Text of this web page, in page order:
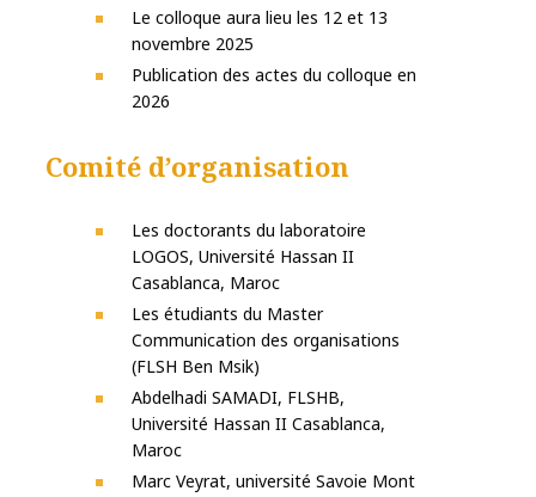
Le colloque aura lieu les 12 et 13
novembre 2025
Publication des actes du colloque en
2026
Comité d’organisation
Les doctorants du laboratoire
LOGOS, Université Hassan II
Casablanca, Maroc
Les étudiants du Master
Communication des organisations
(FLSH Ben Msik)
Abdelhadi SAMADI, FLSHB,
Université Hassan II Casablanca,
Maroc
Marc Veyrat, université Savoie Mont